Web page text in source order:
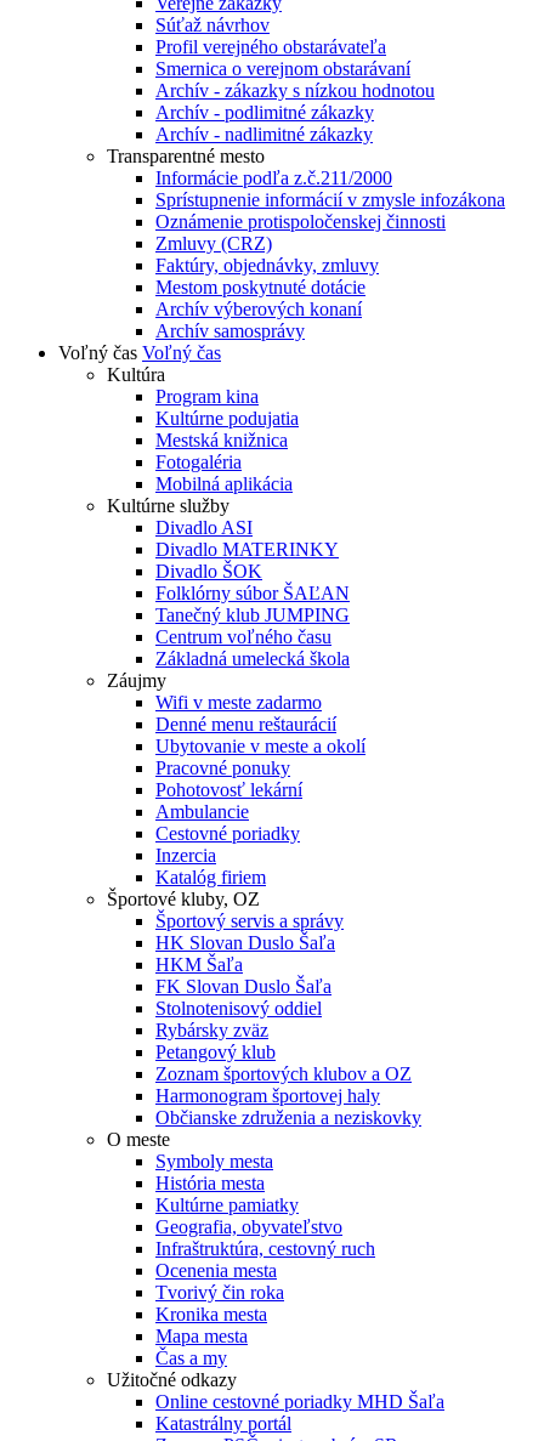
Súťaž návrhov
Profil verejného obstarávateľa
Smernica o verejnom obstarávaní
Archív - zákazky s nízkou hodnotou
Archív - podlimitné zákazky
Archív - nadlimitné zákazky
Transparentné mesto
Informácie podľa z.č.211/2000
Sprístupnenie informácií v zmysle infozákona
Oznámenie protispoločenskej činnosti
Zmluvy (CRZ)
Faktúry, objednávky, zmluvy
Mestom poskytnuté dotácie
Archív výberových konaní
Archív samosprávy
Voľný čas Voľný čas
Kultúra
Program kina
Kultúrne podujatia
Mestská knižnica
Fotogaléria
Mobilná aplikácia
Kultúrne služby
Divadlo ASI
Divadlo MATERINKY
Divadlo ŠOK
Folklórny súbor ŠAĽAN
Tanečný klub JUMPING
Centrum voľného času
Základná umelecká škola
Záujmy
Wifi v meste zadarmo
Denné menu reštaurácií
Ubytovanie v meste a okolí
Pracovné ponuky
Pohotovosť lekární
Ambulancie
Cestovné poriadky
Inzercia
Katalóg firiem
Športové kluby, OZ
Športový servis a správy
HK Slovan Duslo Šaľa
HKM Šaľa
FK Slovan Duslo Šaľa
Stolnotenisový oddiel
Rybársky zväz
Petangový klub
Zoznam športových klubov a OZ
Harmonogram športovej haly
Občianske združenia a neziskovky
O meste
Symboly mesta
História mesta
Kultúrne pamiatky
Geografia, obyvateľstvo
Infraštruktúra, cestovný ruch
Ocenenia mesta
Tvorivý čin roka
Kronika mesta
Mapa mesta
Čas a my
Užitočné odkazy
Online cestovné poriadky MHD Šaľa
Katastrálny portál